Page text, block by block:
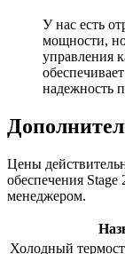
У нас есть
мощности,
управления
надежность
Цены
обеспечения Stage
менеджером.
Холодный